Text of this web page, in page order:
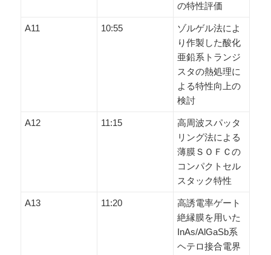
の特性評価
A11 10:55
ゾルゲル法によ
り作製した酸化
亜鉛系トランジ
スタの熱処理に
よる特性向上の
検討
A12 11:15
高周波スパッタ
リング法による
薄膜ＳＯＦＣの
コンパクトセル
スタック特性
A13 11:20
高誘電率ゲート
絶縁膜を用いた
InAs/AlGaSb系
ヘテロ接合電界